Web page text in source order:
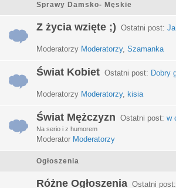
Sprawy Damsko- Męskie
Z życia wzięte ;) Ostatni post:
Moderatorzy Moderatorzy, Szamanka
Świat Kobiet Ostatni post: Dobry
Moderatorzy Moderatorzy, kisia
Świat Mężczyzn Ostatni post: w
Na serio i z humorem
Moderator Moderatorzy
Ogłoszenia
Różne Ogłoszenia Ostatni post: